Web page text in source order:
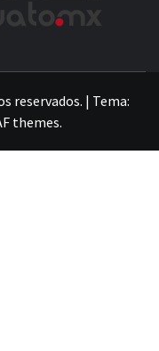
reservados. | Tema:
themes.